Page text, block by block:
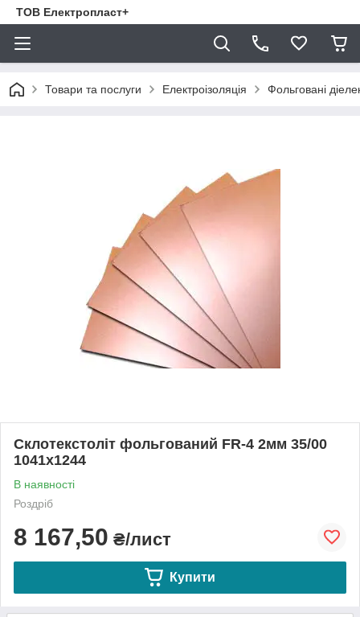
ТОВ Електропласт+
Товари та послуги Електроізоляція Фольговані
Склотекстоліт фольгований FR-4 2мм 35/00
1041х1244
В наявності
Роздріб
8 167,50 ₴/лист
Купити